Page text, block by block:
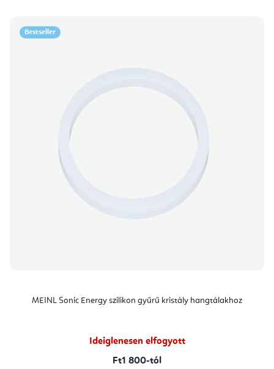
Bestseller
MEINL Sonic Energy szilikon gyűrű kristály hangtálakhoz
Ideiglenesen elfogyott
Ft1 800-tól